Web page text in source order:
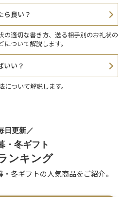
ら良い？
の適切な書き方、送る相手別のお礼状の
ついて解説します。
いい？
ついて解説します。
日更新／
・冬ギフト
ンキング
冬ギフトの人気商品をご紹介。